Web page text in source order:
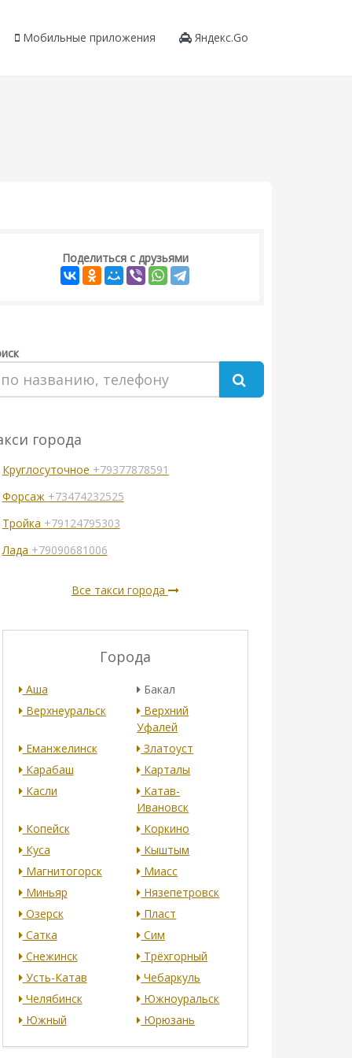
Мобильные приложения Яндекс.Go
Поделиться с друзьями
города
Круглосуточное +79377878591
Форсаж +73474232525
Тройка +79124795303
Лада +79090681006
Все такси города
Города
Аша
Бакал
Верхнеуральск
Верхний
Уфалей
Еманжелинск
Златоуст
Карабаш
Карталы
Касли
Катав-
Ивановск
Копейск
Коркино
Куса
Кыштым
Магнитогорск
Миасс
Миньяр
Нязепетровск
Озерск
Пласт
Сатка
Сим
Снежинск
Трёхгорный
Усть-Катав
Чебаркуль
Челябинск
Южноуральск
Южный
Юрюзань